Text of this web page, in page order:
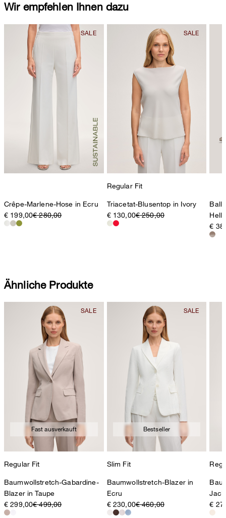
Wir empfehlen Ihnen dazu
Crêpe-Marlene-Hose in Ecru
€ 199,00€ 280,00
Regular Fit
Triacetat-Blusentop in Ivory
€ 130,00€ 250,00
€
Ähnliche Produkte
Fast ausverkauft
Regular Fit
Baumwollstretch-Gabardine-
Blazer in Taupe
€ 299,00€ 499,00
Bestseller
Slim Fit
Baumwollstretch-Blazer in
Ecru
€ 230,00€ 460,00
€